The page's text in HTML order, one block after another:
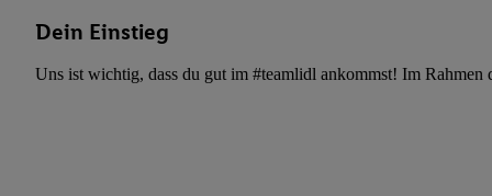
Dein Einstieg
Uns ist wichtig, dass du gut im #teamlidl ankommst! Im Rahmen
Verknüpfung